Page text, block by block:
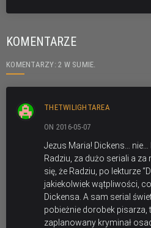
KOMENTARZE
KOMENTARZY: 2 W SUMIE.
THETWILIGHTAREA
ON 2016-05-07
Jezus Maria! Dickens… nie…
Radziu, za dużo seriali a za
się, że Radziu, po lekturze
jakiekolwiek wątpliwości,
Dickensa. A sam serial
pobieżnie dorobek
zaplanowany kryminał